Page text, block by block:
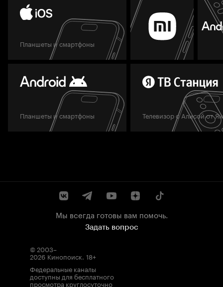
Планшеты и смартфоны
Планшеты и смартфоны Телевизор с Алисой от
Мы всегда готовы вам помочь.
Задать вопрос
© 2003–
2026 Кинопоиск. 18+
Федеральные каналы
доступны для бесплатного
просмотра круглосуточно